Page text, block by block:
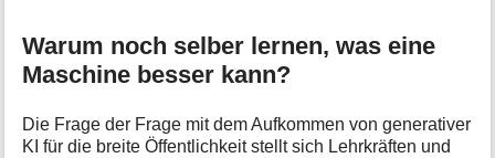
Warum noch selber lernen, was eine
Maschine besser kann?
Die Frage der Frage mit dem Aufkommen von generativer
KI für die breite Öffentlichkeit stellt sich Lehrkräften und